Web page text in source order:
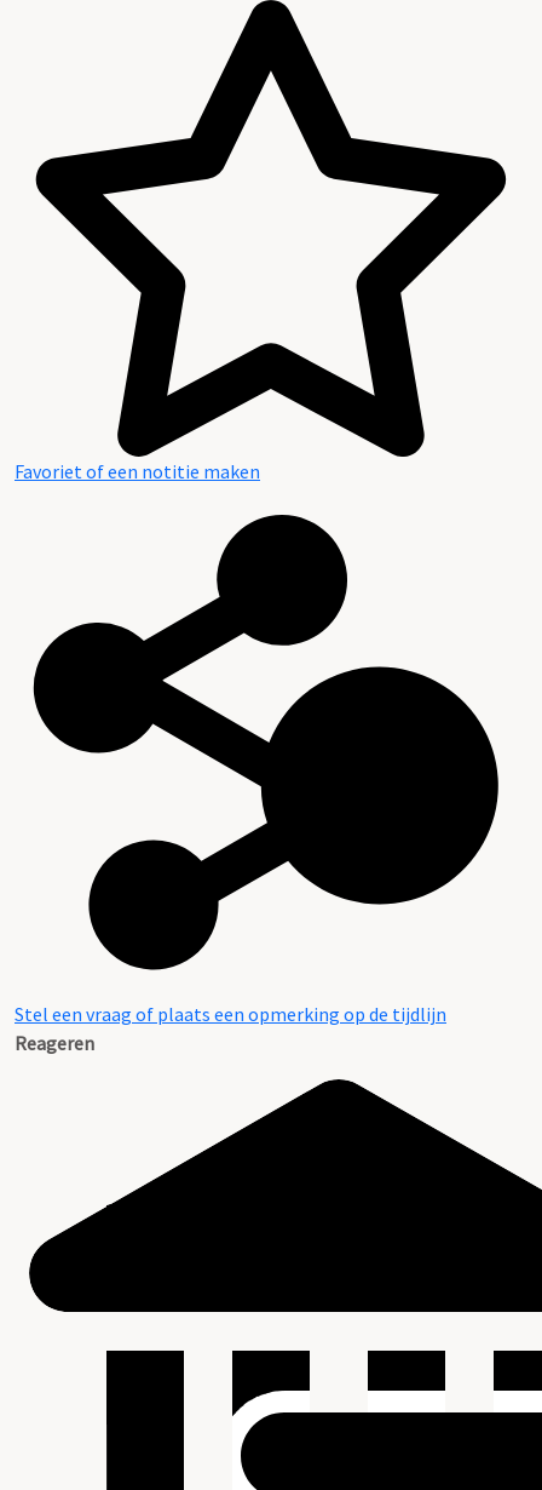
Favoriet of een notitie maken
Stel een vraag of plaats een opmerking op de tijdlijn
Reageren